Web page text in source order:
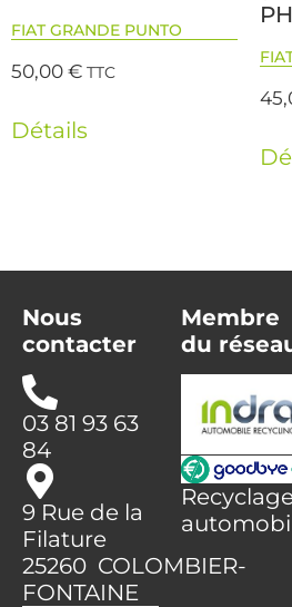
FIAT GRANDE PUNTO
50,00€ TTC
Détails
Nous
contacter
03 81 93 63
84
9 Rue de la
Filature
25260 COLOMBIER-
FONTAINE
Membre
du